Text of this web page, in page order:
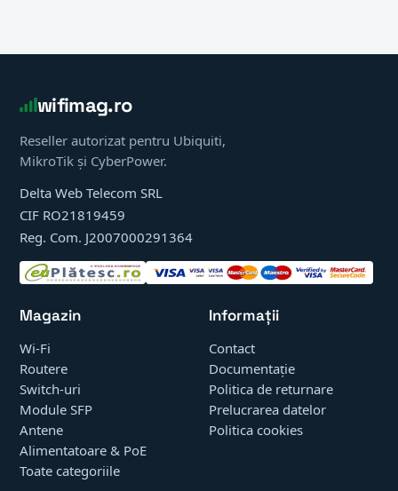
wifimag.ro
Reseller autorizat pentru Ubiquiti,
MikroTik și CyberPower.
Delta Web Telecom SRL
CIF RO21819459
Reg. Com. J2007000291364
Magazin
Wi-Fi
Routere
Switch-uri
Module SFP
Antene
Alimentatoare & PoE
Toate categoriile
Informații
Contact
Documentație
Politica de returnare
Prelucrarea datelor
Politica cookies